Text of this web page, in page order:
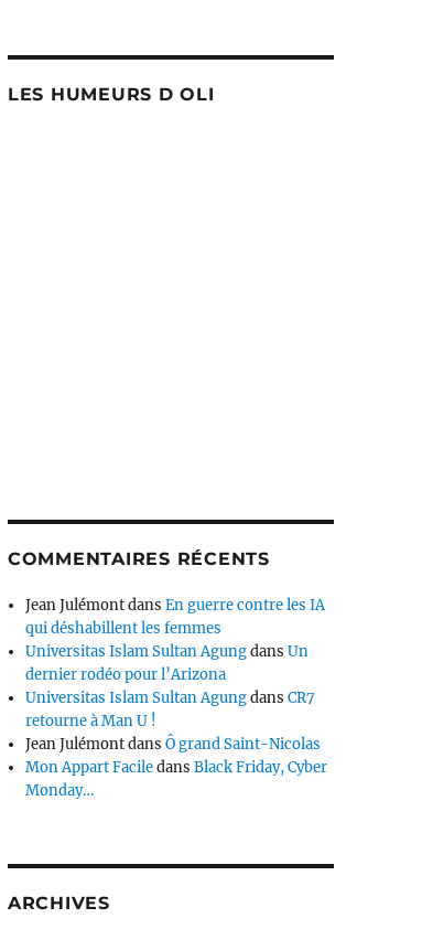
LES HUMEURS D OLI
COMMENTAIRES RÉCENTS
Jean JulémontdansEn guerre contre les IA
qui déshabillent les femmes
Universitas Islam Sultan AgungdansUn
dernier rodéo pour l’Arizona
Universitas Islam Sultan AgungdansCR7
retourne à Man U !
Jean JulémontdansÔ grand Saint-Nicolas
Mon Appart FaciledansBlack Friday, Cyber
Monday…
ARCHIVES